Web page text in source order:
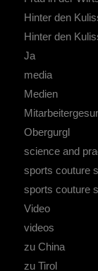
Hinter den
Hinter den
Ja
media
Medien
Obergurgl
science and
sports couture
sports couture
Video
videos
zu China
zu Tirol